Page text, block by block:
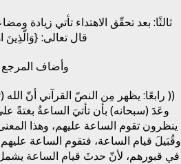
ثالثًا: بعد تحقّق الاهتداء تأتي زيادة
قال تعالى: {وَالَّذِينَ
وأضاف المرجع
(( رابعًا: يظهر مِن النصّ القرآني أنّ
وعَدَ (سبحانه) بأن تأتيَ الساعةُ بغتةً
ينظرون تقوم الساعة عليهم، وهذا
وقُبَيلَ قيام الساعة، فتقوم الساعة
في قبورهم، لأنّ حدثَ قيام الساعة